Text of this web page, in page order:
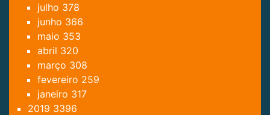
julho 378
junho 366
maio 353
abril 320
março 308
fevereiro 259
janeiro 317
2019 3396